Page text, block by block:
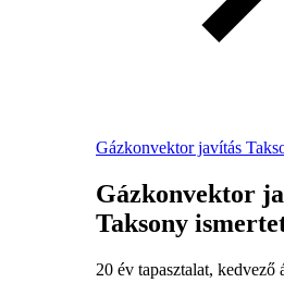
Gázkonvektor javítás
Gázkonvektor
Taksony
20 év tapasztalat, kedvező